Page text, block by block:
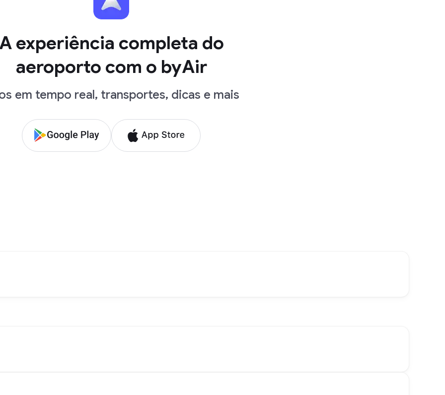
experiência completa do
aeroporto com o byAir
em tempo real, transportes, dicas e mais